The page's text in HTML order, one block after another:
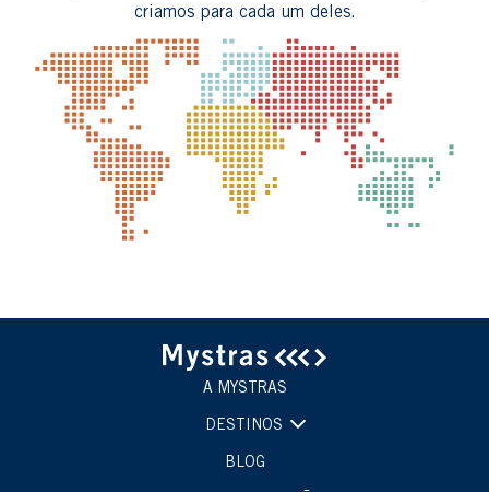
criamos para cada um deles.
A MYSTRAS
DESTINOS
BLOG